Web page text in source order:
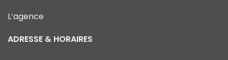
L’agence
ADRESSE & HORAIRES